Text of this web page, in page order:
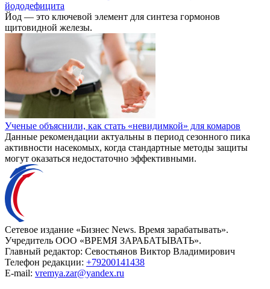
йододефицита
Йод — это ключевой элемент для синтеза гормонов
щитовидной железы.
Ученые объяснили, как стать «невидимкой» для комаров
Данные рекомендации актуальны в период сезонного пика
активности насекомых, когда стандартные методы защиты
могут оказаться недостаточно эффективными.
Сетевое издание «Бизнес News. Время зарабатывать».
Учредитель ООО «ВРЕМЯ ЗАРАБАТЫВАТЬ».
Главный редактор: Севостьянов Виктор Владимирович
Телефон редакции: +79200141438
E-mail: vremya.zar@yandex.ru